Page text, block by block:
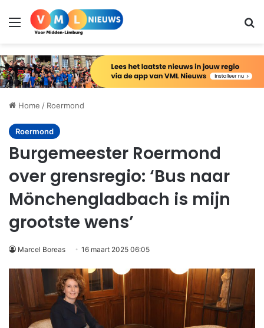
Menu
Home / Roermond
Roermond
Burgemeester Roermond
over grensregio: ‘Bus naar
Mönchengladbach is mijn
grootste wens’
Marcel Boreas 16 maart 2025 06:05